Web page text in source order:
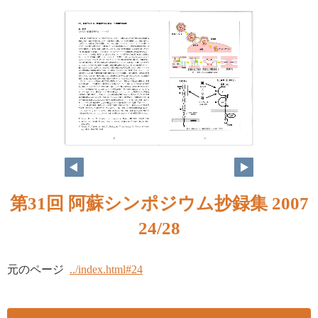
第31回 阿蘇シンポジウム抄録集 2007
24/28
元のページ ../index.html#24